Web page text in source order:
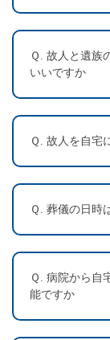
Ｑ. 故人と遺族
いいですか
Ｑ. 故人を自宅
Ｑ. 葬儀の日時
Ｑ. 病院から自
能ですか